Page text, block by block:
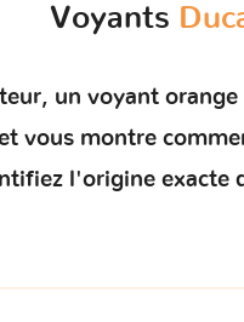
Voyants
, un voyant
vous montre
l'origine exacte